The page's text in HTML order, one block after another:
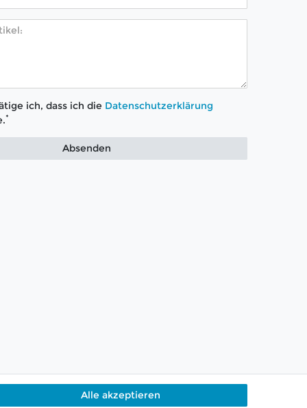
ich, dass ich die Daten­schutz­erklärung
*
Absenden
Alle akzeptieren